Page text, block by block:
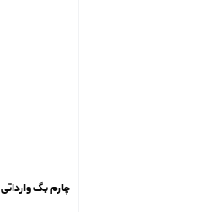
چارم بگ